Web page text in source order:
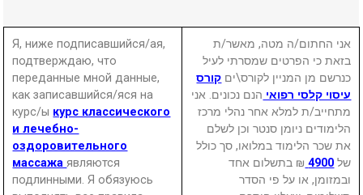
Я, ниже подписавшийся/ая,
подтверждаю, что
переданные мной данные,
как записавшийся/яся на
курс/ы курс классического
и лечебно-
оздоровительного
массажаявляются
подлинными. Я обязуюсь
אני החתום/ה מטה, מאשר/ת
בזאת כי הפרטים שמסרתי לעיל
כנרשם מן המניין לקורס\ים קורס
עיסוי קלסי רפואי הנם נכונים. אני
מתחייב/ת למלא אחר נהלי מרכז
הלימודים ניומן סנטר וכן לשלם
את שכר הלימוד במלואו, סך כולל
של 4900 ₪ בתשלום אחד
ובמזומן, או על פי הסדר